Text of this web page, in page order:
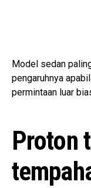
Model sedan
pengaruhnya
permintaan luar
Proton